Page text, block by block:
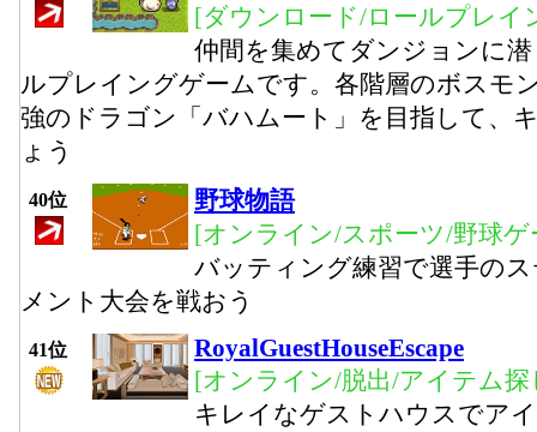
[ダウンロード/ロールプレイ
仲間を集めてダンジョンに
ルプレイングゲームです。各階層のボスモ
強のドラゴン「バハムート」を目指して、
ょう
40位
野球物語
[オンライン/スポーツ/野球ゲ
バッティング練習で選手の
メント大会を戦おう
41位
RoyalGuestHouseEscape
[オンライン/脱出/アイテム
キレイなゲストハウスでア